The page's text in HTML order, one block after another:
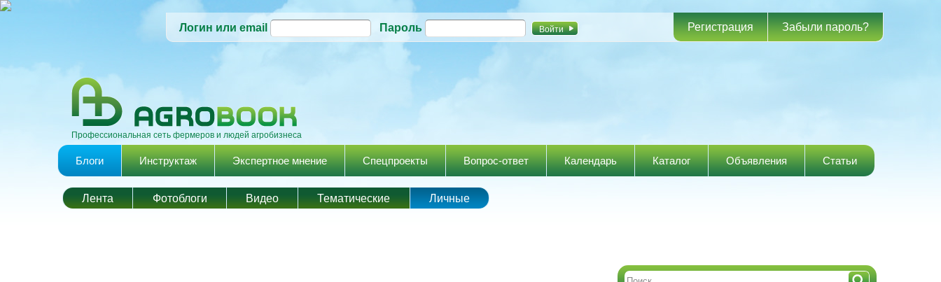
Перейти к
содержанию
Логин или email Пароль Регистрация Забыли пароль?
Профессиональная сеть фермеров и людей агробизнеса
Главное меню
Блоги Инструктаж Экспертное мнение Спецпроекты Вопрос-ответ Календарь Каталог Объявления Статьи
Лента Фотоблоги Видео Тематические Личные